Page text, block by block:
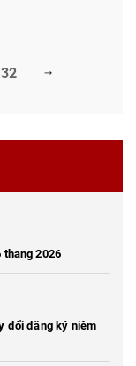
32
thang 2026
đổi đăng ký niêm